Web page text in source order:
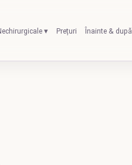
▾ Prețuri Înainte & după